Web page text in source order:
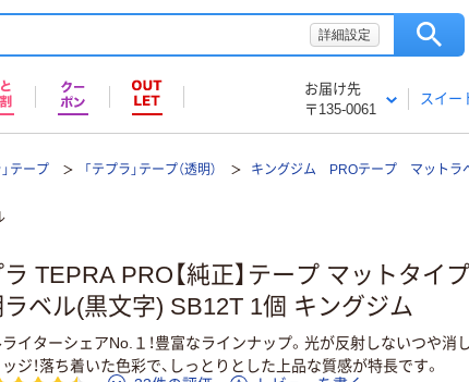
詳細設定
お届け先
〒135-0061
スイー
」テープ 「テプラ」テープ（透明） キングジム PROテープ マットラ
TEPRA PRO【純正】テープ マットタイ
ベル(黒文字) SB12T 1個 キングジム
イターシェアNo.１！豊富なラインナップ。光が反射しないつや消
ジ！落ち着いた色彩で、しっとりとした上品な質感が特長です。